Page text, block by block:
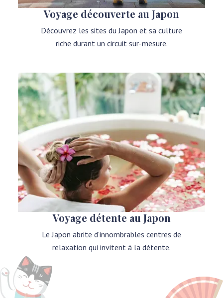
Voyage découverte au Japon
Découvrez les sites du Japon et sa culture
riche durant un circuit sur-mesure.
Voyage détente au Japon
Le Japon abrite d’innombrables centres de
relaxation qui invitent à la détente.